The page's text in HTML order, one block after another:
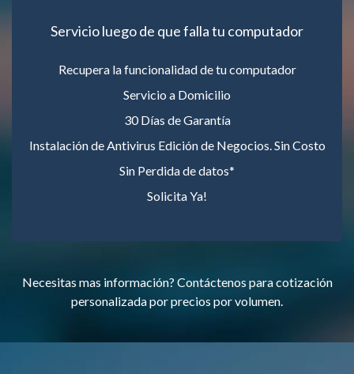
Servicio luego de que falla tu computador
Recupera la funcionalidad de tu computador
Servicio a Domicilio
30 Días de Garantía
Instalación de Antivirus Edición de Negocios. Sin Costo
Sin Perdida de datos*
Solicita Ya!
Necesitas mas información? Contáctenos para cotización
personalizada por precios por volumen.